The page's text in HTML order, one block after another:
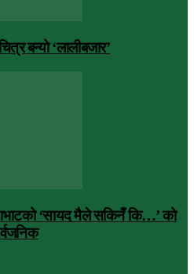
बन्यो ‘लालीबजार’
‘सायद मैले सकिनँ कि…’ को